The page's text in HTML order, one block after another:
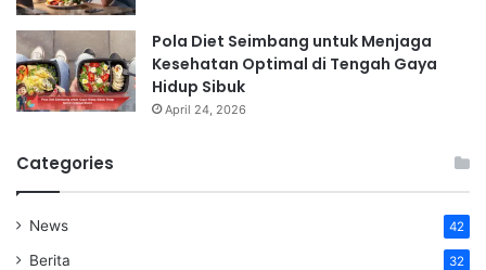
Pola Diet Seimbang untuk Menjaga
Kesehatan Optimal di Tengah Gaya
Hidup Sibuk
April 24, 2026
Categories
News 42
Berita 32